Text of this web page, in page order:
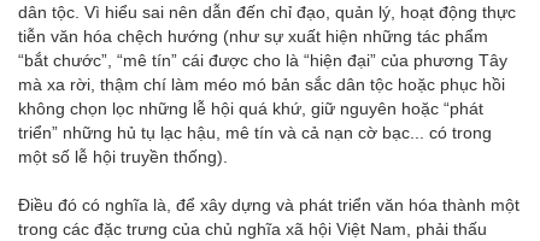
dân tộc. Vì hiểu sai nên dẫn đến chỉ đạo, quản lý, hoạt động thực
tiễn văn hóa chệch hướng (như sự xuất hiện những tác phẩm
“bắt chước”, “mê tín” cái được cho là “hiện đại” của phương Tây
mà xa rời, thậm chí làm méo mó bản sắc dân tộc hoặc phục hồi
không chọn lọc những lễ hội quá khứ, giữ nguyên hoặc “phát
triển” những hủ tụ lạc hậu, mê tín và cả nạn cờ bạc... có trong
một số lễ hội truyền thống).
Điều đó có nghĩa là, để xây dựng và phát triển văn hóa thành một
trong các đặc trưng của chủ nghĩa xã hội Việt Nam, phải thấu